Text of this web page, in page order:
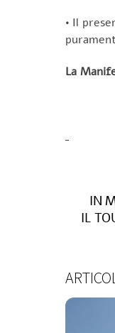
• Il
La
IN
IL